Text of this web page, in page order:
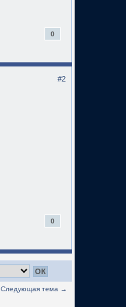
0
#2
0
Следующая тема →